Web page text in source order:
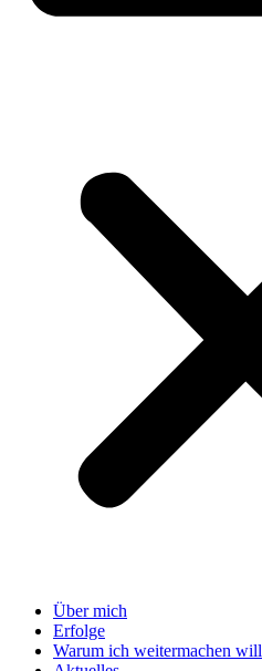
Über mich
Erfolge
Warum ich weitermachen will